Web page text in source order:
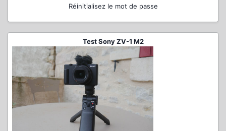
Réinitialisez le mot de passe
Test Sony ZV-1 M2